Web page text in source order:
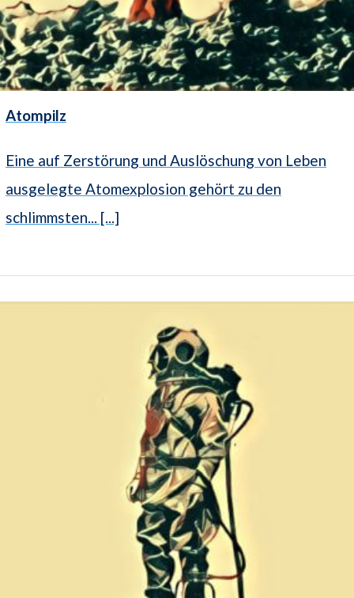
Atompilz
Eine auf Zerstörung und Auslöschung von Leben
ausgelegte Atomexplosion gehört zu den
schlimmsten... [...]